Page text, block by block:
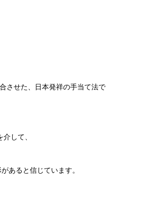
させた、日本発祥の手当て法で
して、
あると信じています。